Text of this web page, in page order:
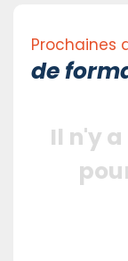
Prochaines
de
Il n'y